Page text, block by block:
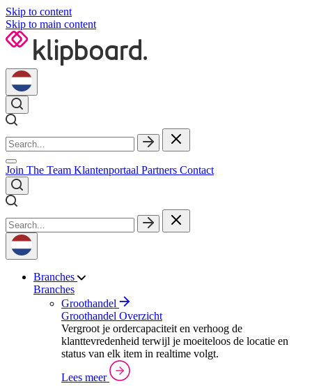
Skip to content
Skip to main content
Join The Team Klantenportaal Partners Contact
Branches
Branches
Groothandel
Groothandel Overzicht
Vergroot je ordercapaciteit en verhoog de
klanttevredenheid terwijl je moeiteloos de locatie en
status van elk item in realtime volgt.
Lees meer